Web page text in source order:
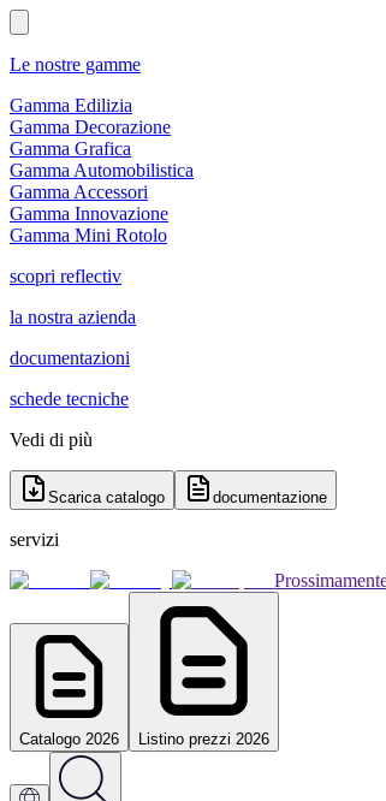
Le nostre gamme
Gamma Edilizia
Gamma Decorazione
Gamma Grafica
Gamma Automobilistica
Gamma Accessori
Gamma Innovazione
Gamma Mini Rotolo
scopri reflectiv
la nostra azienda
documentazioni
schede tecniche
Vedi di più
Scarica catalogo documentazione
servizi
Catalogo 2026 Listino prezzi 2026